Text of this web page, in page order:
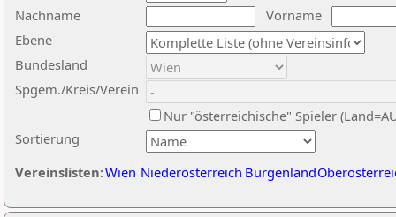
Nachname
Vorname
Ebene
Sortierung
Bundesland
Spgem./Kreis/Verein
Nur "österreichische" Spieler
Vereinslisten:Wien Niederösterreich Burgenland